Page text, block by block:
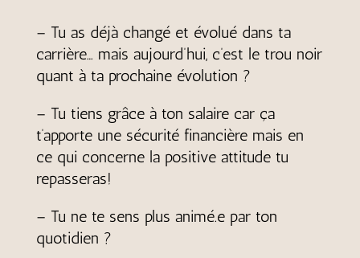
– Tu as déjà changé et évolué dans ta
carrière… mais aujourd’hui, c’est le trou noir
quant à ta prochaine évolution ?
– Tu tiens grâce à ton salaire car ça
t’apporte une sécurité financière mais en
ce qui concerne la positive attitude tu
repasseras!
– Tu ne te sens plus animé.e par ton
quotidien ?